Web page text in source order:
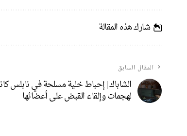
شارك هذه المقالة
المقال السابق
الشاباك | إحباط خلية مسلحة في نابلس
لهجمات وإلقاء القبض على أعضائها